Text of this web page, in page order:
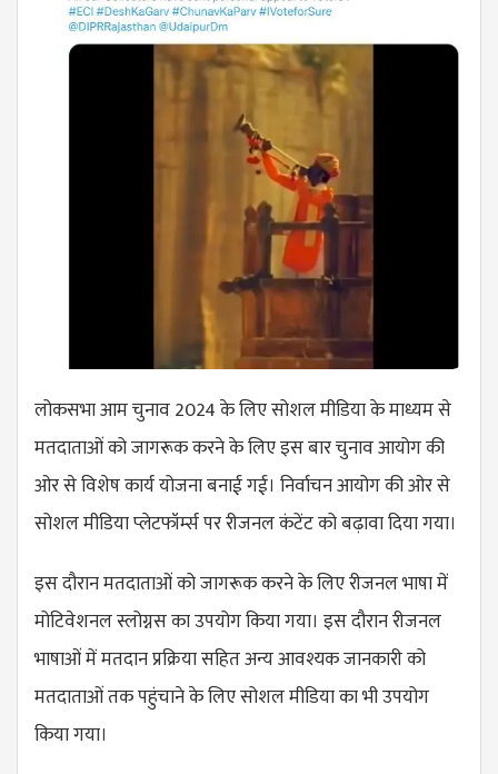
लोकसभा आम चुनाव 2024 के लिए सोशल मीडिया के माध्यम से
मतदाताओं को जागरूक करने के लिए इस बार चुनाव आयोग की
ओर से विशेष कार्य योजना बनाई गई। निर्वाचन आयोग की ओर से
सोशल मीडिया प्लेटफॉर्म्स पर रीजनल कंटेंट को बढ़ावा दिया गया।
इस दौरान मतदाताओं को जागरूक करने के लिए रीजनल भाषा में
मोटिवेशनल स्लोग्नस का उपयोग किया गया। इस दौरान रीजनल
भाषाओं में मतदान प्रक्रिया सहित अन्य आवश्यक जानकारी को
मतदाताओं तक पहुंचाने के लिए सोशल मीडिया का भी उपयोग
किया गया।